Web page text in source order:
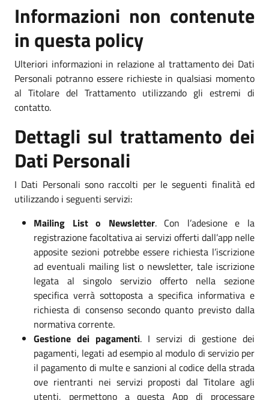
Informazioni non contenute
in questa policy
Ulteriori informazioni in relazione al trattamento dei Dati
Personali potranno essere richieste in qualsiasi momento
al Titolare del Trattamento utilizzando gli estremi di
contatto.
Dettagli sul trattamento dei
Dati Personali
I Dati Personali sono raccolti per le seguenti finalità ed
utilizzando i seguenti servizi:
Mailing List o Newsletter. Con l’adesione e la
registrazione facoltativa ai servizi offerti dall’app nelle
apposite sezioni potrebbe essere richiesta l’iscrizione
ad eventuali mailing list o newsletter, tale iscrizione
legata al singolo servizio offerto nella sezione
specifica verrà sottoposta a specifica informativa e
richiesta di consenso secondo quanto previsto dalla
normativa corrente.
Gestione dei pagamenti. I servizi di gestione dei
pagamenti, legati ad esempio al modulo di servizio per
il pagamento di multe e sanzioni al codice della strada
ove rientranti nei servizi proposti dal Titolare agli
utenti, permettono a questa App di processare